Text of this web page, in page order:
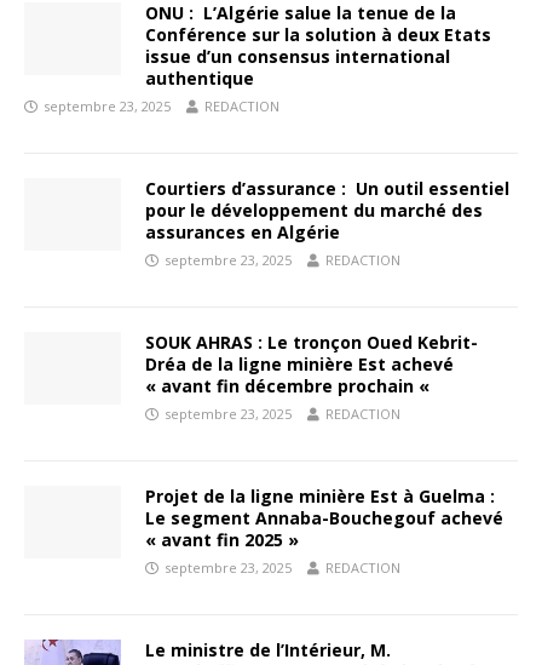
ONU : L’Algérie salue la tenue de la
Conférence sur la solution à deux Etats
issue d’un consensus international
authentique
septembre 23, 2025 REDACTION
Courtiers d’assurance : Un outil essentiel
pour le développement du marché des
assurances en Algérie
septembre 23, 2025 REDACTION
SOUK AHRAS : Le tronçon Oued Kebrit-
Dréa de la ligne minière Est achevé
« avant fin décembre prochain «
septembre 23, 2025 REDACTION
Projet de la ligne minière Est à Guelma :
Le segment Annaba-Bouchegouf achevé
« avant fin 2025 »
septembre 23, 2025 REDACTION
Le ministre de l’Intérieur, M.